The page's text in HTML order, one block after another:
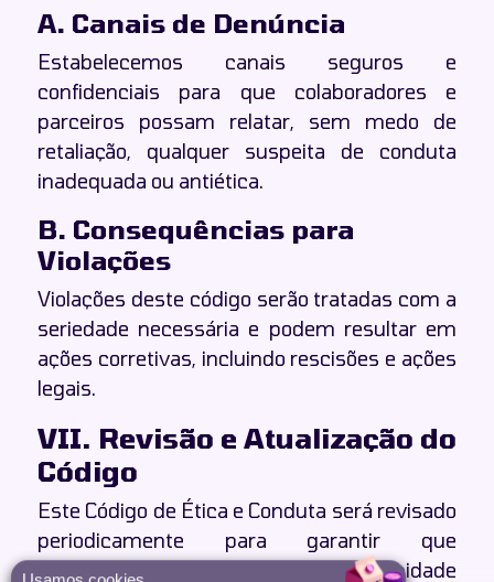
A. Canais de Denúncia
Estabelecemos canais seguros e
confidenciais para que colaboradores e
parceiros possam relatar, sem medo de
retaliação, qualquer suspeita de conduta
inadequada ou antiética.
B. Consequências para
Violações
Violações deste código serão tratadas com a
seriedade necessária e podem resultar em
ações corretivas, incluindo rescisões e ações
legais.
VII. Revisão e Atualização do
Código
Este Código de Ética e Conduta será revisado
periodicamente para garantir que
permaneça relevante e em conformidade